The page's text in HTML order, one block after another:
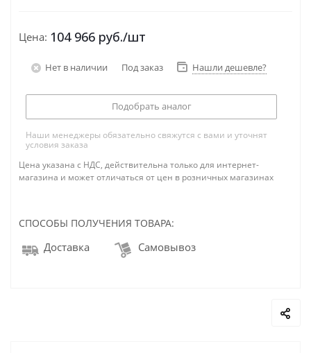
Цена: 104 966 руб./шт
Нет в наличии Под заказ Нашли дешевле?
Подобрать аналог
Наши менеджеры обязательно свяжутся с вами и уточнят
условия заказа
Цена указана с НДС, действительна только для интернет-
магазина и может отличаться от цен в розничных магазинах
СПОСОБЫ ПОЛУЧЕНИЯ ТОВАРА:
Доставка Самовывоз